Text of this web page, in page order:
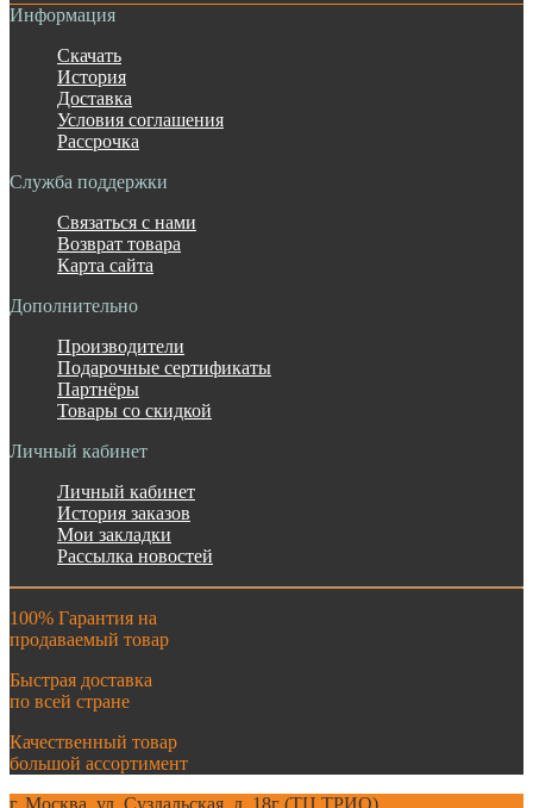
Информация
Скачать
История
Доставка
Условия соглашения
Рассрочка
Служба поддержки
Связаться с нами
Возврат товара
Карта сайта
Дополнительно
Производители
Подарочные сертификаты
Партнёры
Товары со скидкой
Личный кабинет
Личный кабинет
История заказов
Мои закладки
Рассылка новостей
100% Гарантия на
продаваемый товар
Быстрая доставка
по всей стране
Качественный товар
большой ассортимент
г. Москва. ул. Суздальская, д. 18г (ТЦ ТРИО)